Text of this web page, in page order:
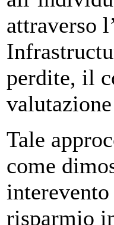
attraverso
perdite, il
Tale
come
risparmio